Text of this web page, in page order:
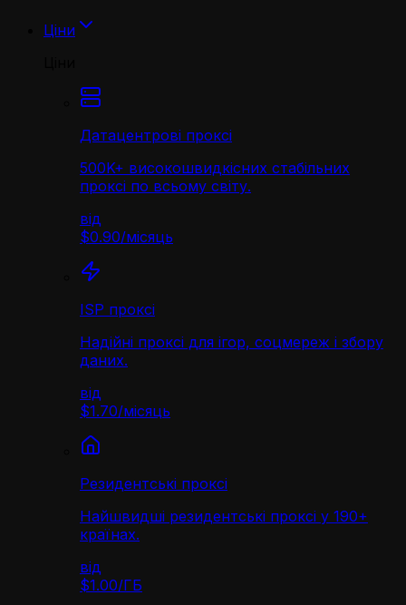
Ціни
Датацентрові проксі
500K+ високошвидкісних стабільних
проксі по всьому світу.
від
$0.90/місяць
ISP проксі
Надійні проксі для ігор, соцмереж і збору
даних.
від
$1.70/місяць
Резидентські проксі
Найшвидші резидентські проксі у 190+
країнах.
від
$1.00/ГБ